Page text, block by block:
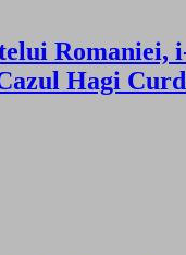
Romaniei,
Hagi